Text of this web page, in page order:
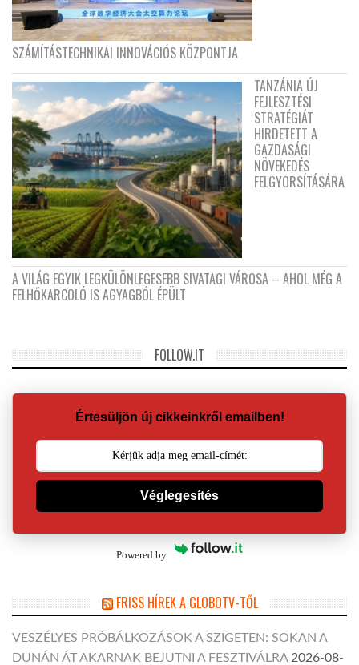
SZÁMÍTÁSTECHNIKAI INNOVÁCIÓS KÖZPONTJA
TANZÁNIA ÚJ
FEJLESZTÉSI
STRATÉGIÁT
HIRDETETT A
GAZDASÁGI
NÖVEKEDÉS
FELGYORSÍTÁSÁRA
A VILÁG EGYIK LEGKÜLÖNLEGESEBB SIVATAGI VÁROSA – AHOL MÉG A
FELHŐKARCOLÓ IS AGYAGBÓL ÉPÜLT
FOLLOW.IT
Értesüljön új cikkeinkről emailben!
Véglegesítés
Powered by
FRISS HÍREK A GLOBOTV-TŐL
VESZÉLYES PRÓBÁLKOZÁSOK A SZIGETEN: SOKAN A
DUNÁN ÁT AKARNAK BEJUTNI A FESZTIVÁLRA 2026-08-